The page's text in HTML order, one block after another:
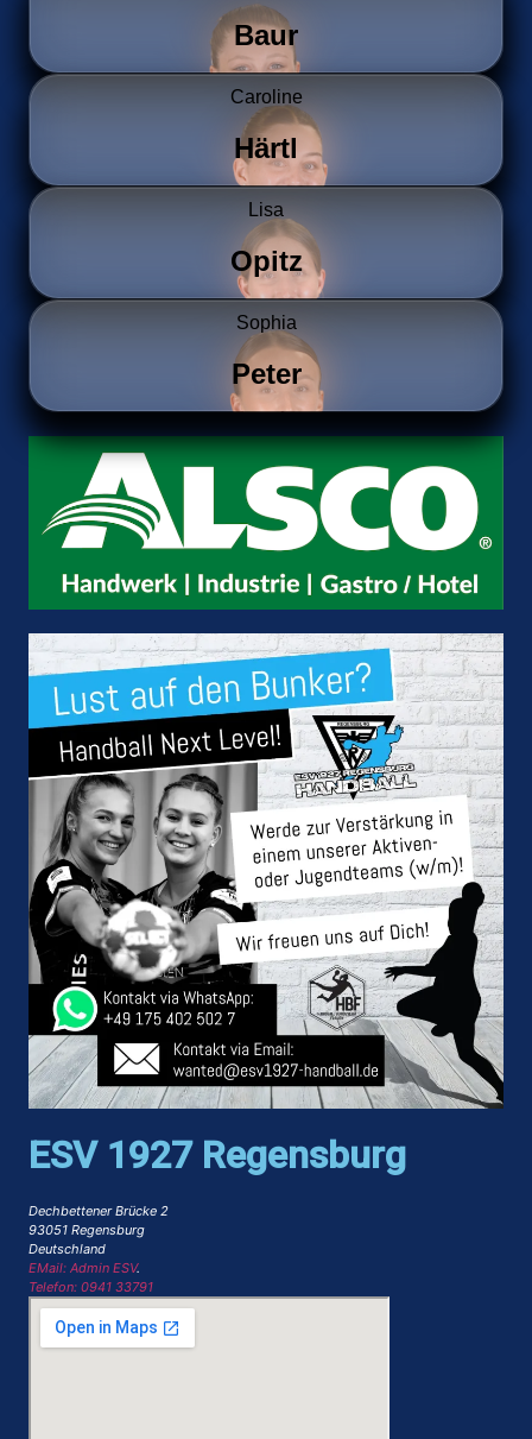
Baur
Caroline
Härtl
Lisa
Opitz
Sophia
Peter
ESV 1927 Regensburg
Dechbettener Brücke 2
93051 Regensburg
Deutschland
EMail: Admin ESV.
Telefon: 0941 33791